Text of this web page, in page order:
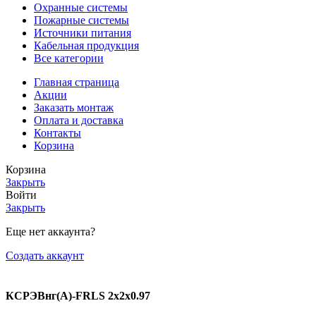
Охранные системы
Пожарные системы
Источники питания
Кабельная продукция
Все категории
Главная страница
Акции
Заказать монтаж
Оплата и доставка
Контакты
Корзина
Корзина
Закрыть
Войти
Закрыть
Еще нет аккаунта?
Создать аккаунт
КСРЭВнг(А)-FRLS 2х2х0.97